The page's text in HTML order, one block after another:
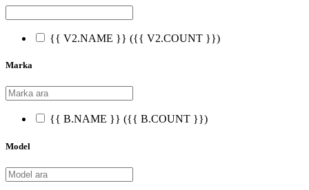
{{ V2.NAME }} ({{ V2.COUNT }})
Marka
{{ B.NAME }} ({{ B.COUNT }})
Model